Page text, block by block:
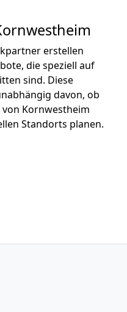
erstellen
die speziell auf
sind. Diese
davon, ob
Kornwestheim
Standorts planen.